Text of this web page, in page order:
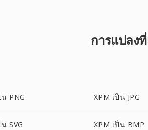
การแปลง
น PNG XPM เป็น JPG
SVG XPM เป็น BMP